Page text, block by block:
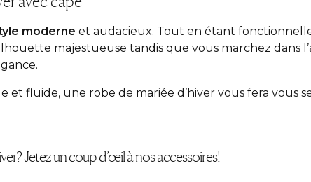
moderne et audacieux. Tout en étant
majestueuse tandis que vous marchez dans
fluide, une robe de mariée d’hiver vous fera vous
Jetez un coup d’œil à nos accessoires!